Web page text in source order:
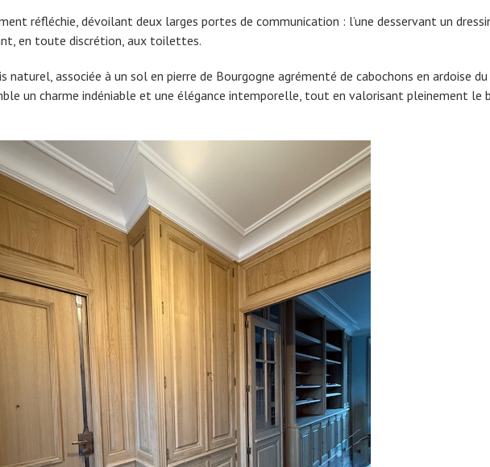
réfléchie, dévoilant deux larges portes de communication : l’une desservant un
en toute discrétion, aux toilettes.
naturel, associée à un sol en pierre de Bourgogne agrémenté de cabochons en ardoise du
un charme indéniable et une élégance intemporelle, tout en valorisant pleinement le